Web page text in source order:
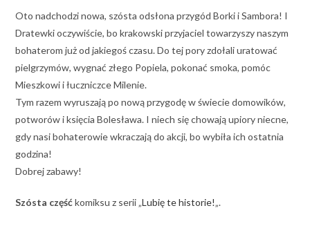
Oto nadchodzi nowa, szósta odsłona przygód Borki i Sambora! I
Dratewki oczywiście, bo krakowski przyjaciel towarzyszy naszym
bohaterom już od jakiegoś czasu. Do tej pory zdołali uratować
pielgrzymów, wygnać złego Popiela, pokonać smoka, pomóc
Mieszkowi i łuczniczce Milenie.
Tym razem wyruszają po nową przygodę w świecie domowików,
potworów i księcia Bolesława. I niech się chowają upiory niecne,
gdy nasi bohaterowie wkraczają do akcji, bo wybiła ich ostatnia
godzina!
Dobrej zabawy!
Szósta częśćkomiksu z serii „Lubię te historie!„.